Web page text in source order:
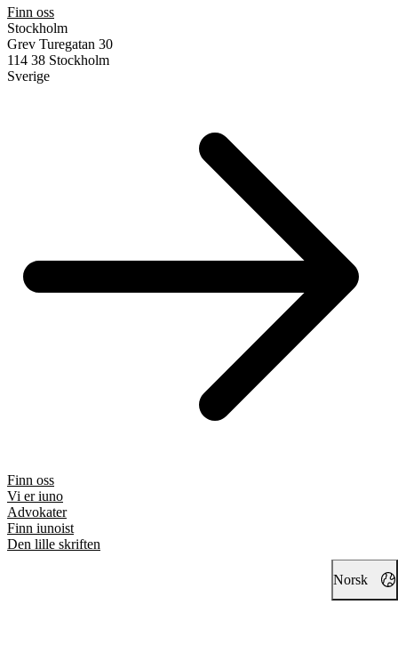
Finn oss
Stockholm
Grev Turegatan 30
114 38 Stockholm
Sverige
Finn oss
Vi er iuno
Advokater
Finn iunoist
Den lille skriften
Norsk